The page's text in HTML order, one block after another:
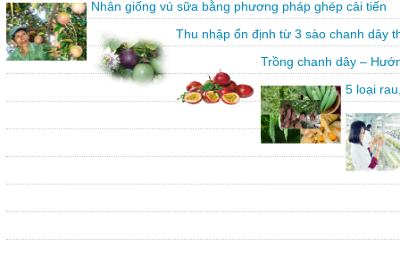
Nhân giống vú sữa bằng phương pháp ghép cải tiến
Thu nhập ổn định từ 3 sào chanh dây
Trồng chanh dây –
5 loại